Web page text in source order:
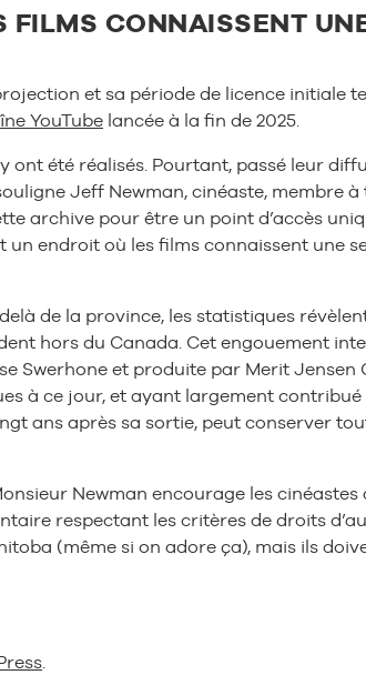
FILMS CONNAISSENT
et sa période de licence initiale
YouTube lancée à la fin de 2025.
ont été réalisés. Pourtant, passé leur
Jeff Newman, cinéaste, membre
archive pour être un point d’accès
un endroit où les films connaissent une
de la province, les statistiques
hors du Canada. Cet engouement
Swerhone et produite par Merit Jensen
à ce jour, et ayant largement contribué
ans après sa sortie, peut conserver
Newman encourage les cinéastes
respectant les critères de droits
(même si on adore ça), mais ils
.